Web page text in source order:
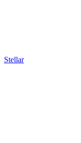
Stellar